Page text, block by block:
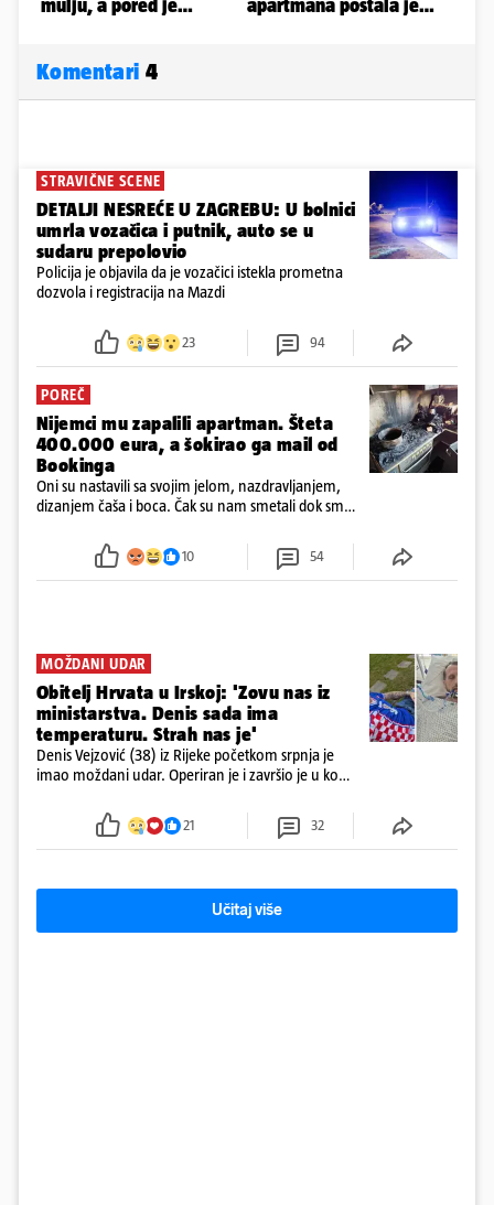
Komentari 4
STRAVIČNE SCENE
DETALJI NESREĆE U ZAGREBU: U bolnici
umrla vozačica i putnik, auto se u
sudaru prepolovio
Policija je objavila da je vozačici istekla prometna
dozvola i registracija na Mazdi
23 94
POREČ
Nijemci mu zapalili apartman. Šteta
400.000 eura, a šokirao ga mail od
Bookinga
Oni su nastavili sa svojim jelom, nazdravljanjem,
dizanjem čaša i boca. Čak su nam smetali dok smo
požar, rekao je vlasnik
10 54
MOŽDANI UDAR
Obitelj Hrvata u Irskoj: 'Zovu nas iz
ministarstva. Denis sada ima
temperaturu. Strah nas je'
Denis Vejzović (38) iz Rijeke početkom srpnja je
imao moždani udar. Operiran je i završio je u komi.
tamošnji liječnici ne vjeruju u oporavak: 'Imamo
21 32
Učitaj više